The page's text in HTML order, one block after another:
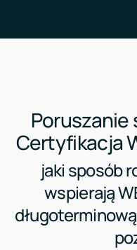
Poruszanie
Certyfikacja
jaki sposób
wspierają